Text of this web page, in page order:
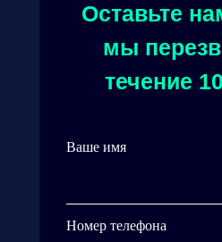
Оставьте
мы
течение
Ваше имя
Номер телефона